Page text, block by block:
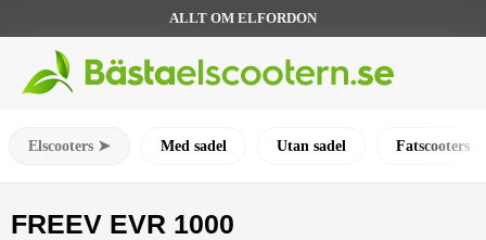
ALLT OM ELFORDON
Elscooters ➤ Med sadel Utan sadel Fatscooters
FREEV EVR 1000